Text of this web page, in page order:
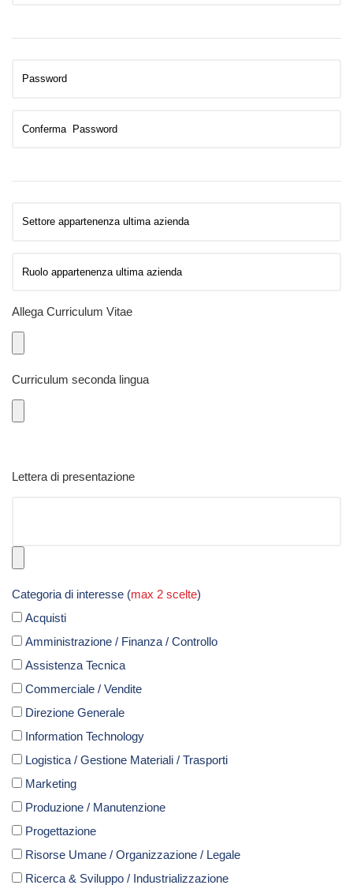
Allega Curriculum Vitae
Curriculum seconda lingua
Lettera di presentazione
Categoria di interesse (max 2 scelte)
Acquisti
Amministrazione / Finanza / Controllo
Assistenza Tecnica
Commerciale / Vendite
Direzione Generale
Information Technology
Logistica / Gestione Materiali / Trasporti
Marketing
Produzione / Manutenzione
Progettazione
Risorse Umane / Organizzazione / Legale
Ricerca & Sviluppo / Industrializzazione